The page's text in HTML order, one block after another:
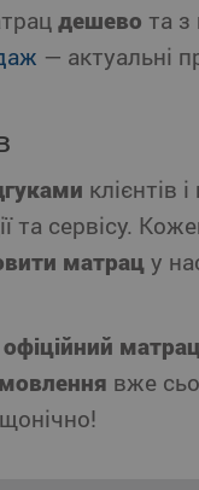
дешево та
— актуальні
клієнтів
та сервісу.
матрац у
офіційний
вже